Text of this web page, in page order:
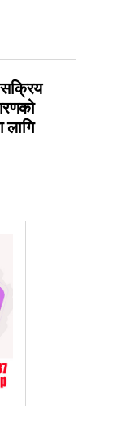
सक्रिय
लागि